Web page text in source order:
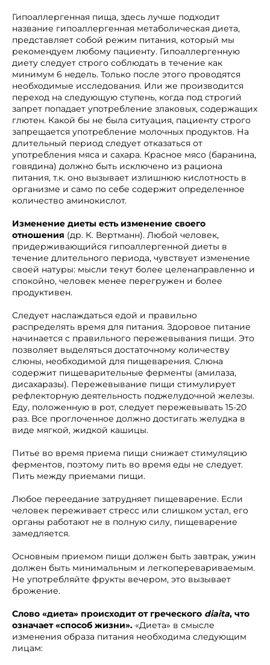
Гипоаллергенная пища, здесь лучше подходит
название гипоаллергенная метаболическая диета,
представляет собой режим питания, который мы
рекомендуем любому пациенту. Гипоаллергенную
диету следует строго соблюдать в течение как
минимум 6 недель. Только после этого проводятся
необходимые исследования. Или же производится
переход на следующую ступень, когда под строгий
запрет попадает употребление злаковых, содержащих
глютен. Какой бы не была ситуация, пациенту строго
запрещается употребление молочных продуктов. На
длительный период следует отказаться от
употребления мяса и сахара. Красное мясо (баранина,
говядина) должно быть исключено из рациона
питания, т.к. оно вызывает излишнюю кислотность в
организме и само по себе содержит определенное
количество аминокислот.
Изменение диеты есть изменение своего
отношения (др. К. Вертманн). Любой человек,
придерживающийся гипоаллергенной диеты в
течение длительного периода, чувствует изменение
своей натуры: мысли текут более целенаправленно и
спокойно, человек менее перегружен и более
продуктивен.
Следует наслаждаться едой и правильно
распределять время для питания. Здоровое питание
начинается с правильного пережевывания пищи. Это
позволяет выделяться достаточному количеству
слюны, необходимой для пищеварения. Слюна
содержит пищеварительные ферменты (амилаза,
дисахаразы). Пережевывание пищи стимулирует
рефлекторную деятельность поджелудочной железы.
Еду, положенную в рот, следует пережевывать 15-20
раз. Все проглоченное должно достигать желудка в
виде мягкой, жидкой кашицы.
Питье во время приема пищи снижает стимуляцию
ферментов, поэтому пить во время еды не следует.
Пить между приемами пищи.
Любое переедание затрудняет пищеварение. Если
человек переживает стресс или слишком устал, его
органы работают не в полную силу, пищеварение
замедляется.
Основным приемом пищи должен быть завтрак, ужин
должен быть минимальным и легкоперевариваемым.
Не употребляйте фрукты вечером, это вызывает
брожение.
Слово «диета» происходит от греческого diaita, что
означает «способ жизни». «Диета» в смысле
изменения образа питания необходима следующим
лицам: